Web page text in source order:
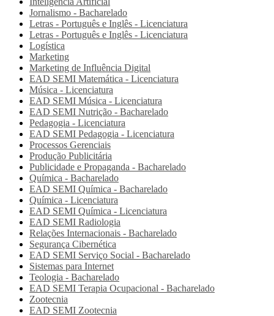
Jornalismo - Bacharelado
Letras - Português e Inglês - Licenciatura
Letras - Português e Inglês - Licenciatura
Logística
Marketing
Marketing de Influência Digital
EAD SEMI Matemática - Licenciatura
Música - Licenciatura
EAD SEMI Música - Licenciatura
EAD SEMI Nutrição - Bacharelado
Pedagogia - Licenciatura
EAD SEMI Pedagogia - Licenciatura
Processos Gerenciais
Produção Publicitária
Publicidade e Propaganda - Bacharelado
Química - Bacharelado
EAD SEMI Química - Bacharelado
Química - Licenciatura
EAD SEMI Química - Licenciatura
EAD SEMI Radiologia
Relações Internacionais - Bacharelado
Segurança Cibernética
EAD SEMI Serviço Social - Bacharelado
Sistemas para Internet
Teologia - Bacharelado
EAD SEMI Terapia Ocupacional - Bacharelado
Zootecnia
EAD SEMI Zootecnia